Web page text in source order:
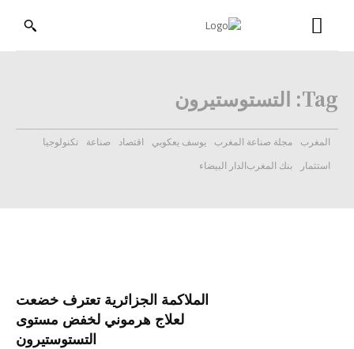
Tag: التستوستيرون
المغرب مجلة صناعة المغرب يوسف يعكوبي اقتصاد صناعة
تكنولوجيا
استثمار
بنك المغربالدار البيضاء
الملاكمة الجزائرية تعترف خضعت
لعلاج هرموني لخفض مستوى
التستوستيرون